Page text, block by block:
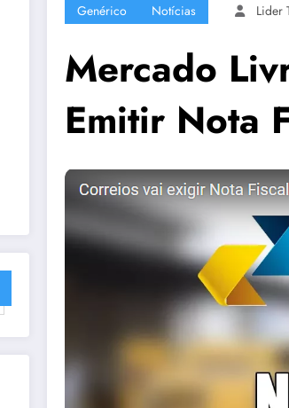
Genérico Notícias Lider
Mercado
Emitir Nota